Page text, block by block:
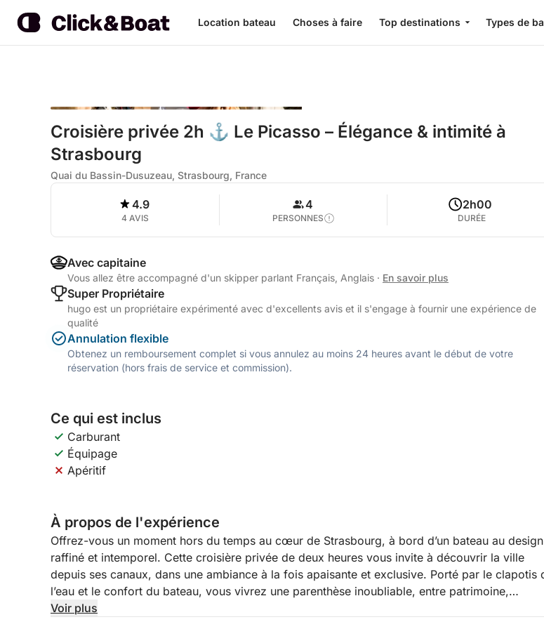
Location bateau Choses à faire Top destinations Types de
Croisière privée 2h ⚓ Le Picasso – Élégance & intimité à
Strasbourg
Quai du Bassin-Dusuzeau, Strasbourg, France
4.9
4 AVIS
4
PERSONNES
2h00
DURÉE
Avec capitaine
Vous allez être accompagné d'un skipper parlant Français, Anglais · En savoir plus
Super Propriétaire
hugo est un propriétaire expérimenté avec d'excellents avis et il s'engage à fournir une expérience de
qualité
Annulation flexible
Obtenez un remboursement complet si vous annulez au moins 24 heures avant le début de votre
réservation (hors frais de service et commission).
Ce qui est inclus
Carburant
Équipage
Apéritif
À propos de l'expérience
Offrez-vous un moment hors du temps au cœur de Strasbourg, à bord d’un bateau au design
raffiné et intemporel. Cette croisière privée de deux heures vous invite à découvrir la ville
depuis ses canaux, dans une ambiance à la fois apaisante et exclusive. Porté par le clapotis
l’eau et le confort du bateau, vous vivrez une parenthèse inoubliable, entre patrimoine,
élégance et intimité.
Voir plus